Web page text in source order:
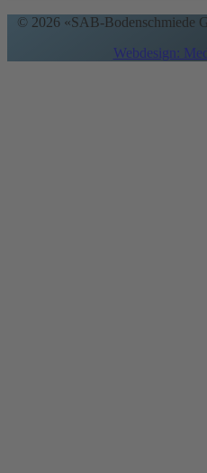
© 2026 «SAB-Bodenschmiede
Webdesign: